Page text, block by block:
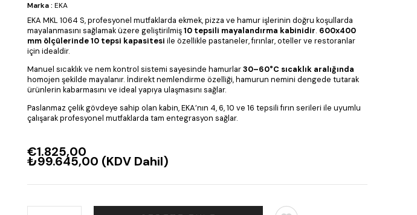
Marka: EKA
EKA MKL 1064 S, profesyonel mutfaklarda ekmek, pizza ve hamur işlerinin doğru koşullarda
mayalanmasını sağlamak üzere geliştirilmiş10 tepsili mayalandırma kabinidir. 600x400
mm ölçülerinde 10 tepsi kapasitesi ile özellikle pastaneler, fırınlar, oteller ve restoranlar
için idealdir.
Manuel sıcaklık ve nem kontrol sistemi sayesinde hamurlar30–60°C sıcaklık aralığında
homojen şekilde mayalanır. İndirekt nemlendirme özelliği, hamurun nemini dengede tutarak
ürünlerin kabarmasını ve ideal yapıya ulaşmasını sağlar.
Paslanmaz çelik gövdeye sahip olan kabin, EKA’nın 4, 6, 10 ve 16 tepsili fırın serileri ile uyumlu
çalışarak profesyonel mutfaklarda tam entegrasyon sağlar.
€1.825,00
₺99.645,00 (KDV Dahil)